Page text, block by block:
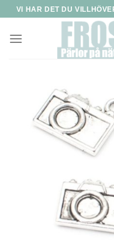
to
content
VI HAR DET DU